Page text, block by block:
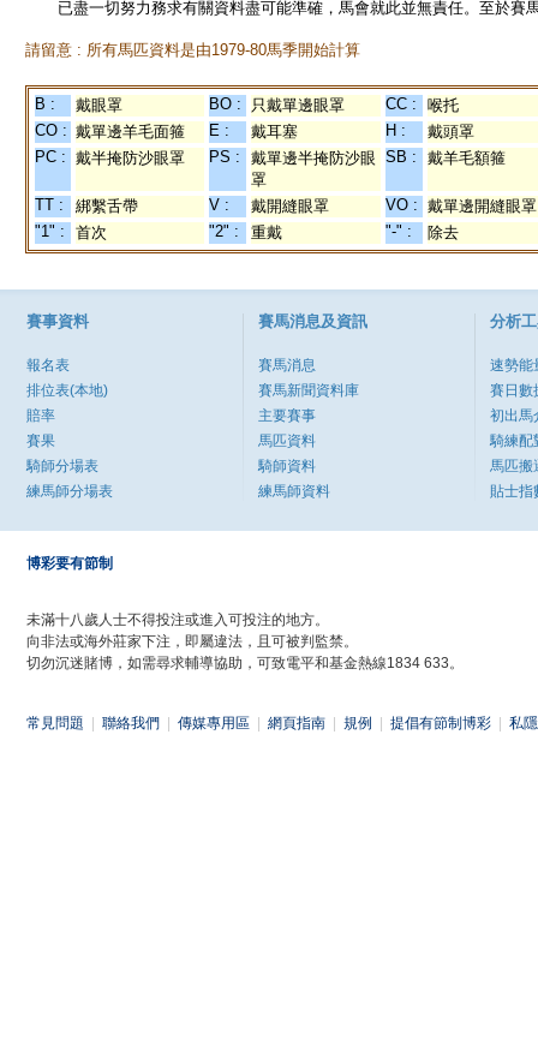
已盡一切努力務求有關資料盡可能準確，馬會就此並無責任。至於賽
請留意 : 所有馬匹資料是由1979-80馬季開始計算
B : 戴眼罩 BO : 只戴單邊眼罩 CC :
喉托
CO : 戴單邊羊毛面箍 E : 戴耳塞 H :
戴頭罩
PC : 戴半掩防沙眼罩 PS :
戴單邊半掩防沙眼
罩
SB : 戴羊毛額箍
TT : 綁繫舌帶 V : 戴開縫眼罩 VO : 戴單邊開縫眼罩
"1" :
首次 "2" : 重戴 "-" : 除去
賽事資料
報名表
排位表(本地)
賠率
賽果
騎師分場表
練馬師分場表
賽馬消息及資訊
賽馬消息
賽馬新聞資料庫
主要賽事
馬匹資料
騎師資料
練馬師資料
分析
速勢能
賽日數
初出馬
騎練配
馬匹搬
貼士指
博彩要有節制
未滿十八歲人士不得投注或進入可投注的地方。
向非法或海外莊家下注，即屬違法，且可被判監禁。
切勿沉迷賭博，如需尋求輔導協助，可致電平和基金熱線1834 633。
常見問題 聯絡我們 傳媒專用區 網頁指南 規例 提倡有節制博彩 私